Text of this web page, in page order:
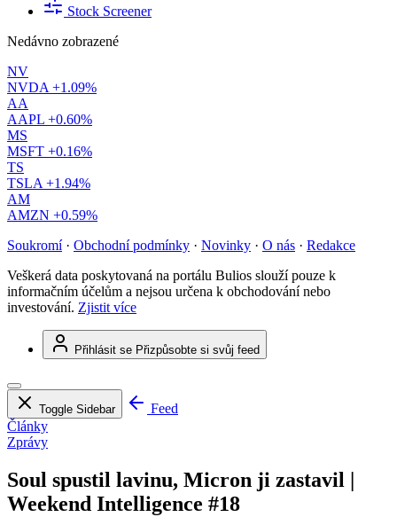
Stock Screener
Nedávno zobrazené
NV
NVDA +1.09%
AA
AAPL +0.60%
MS
MSFT +0.16%
TS
TSLA +1.94%
AM
AMZN +0.59%
Soukromí · Obchodní podmínky · Novinky · O nás · Redakce
Veškerá data poskytovaná na portálu Bulios slouží pouze k
informačním účelům a nejsou určena k obchodování nebo
investování. Zjistit více
Přihlásit se Přizpůsobte si svůj feed
Toggle Sidebar
Feed
Články
Zprávy
Soul spustil lavinu, Micron ji zastavil |
Weekend Intelligence #18